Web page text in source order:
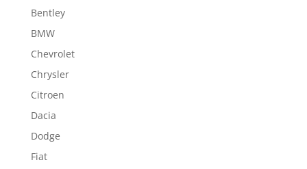
Bentley
BMW
Chevrolet
Chrysler
Citroen
Dacia
Dodge
Fiat